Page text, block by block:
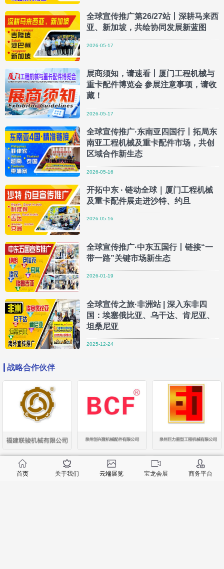
全球宣传推广第26/27站丨深耕马来西
亚、新加坡，共绘协同发展新蓝图
2026-05-17
展商须知，请速看丨厦门工程机械与
重卡配件博览会 参展注意事项，请收
藏！
2026-05-17
全球宣传推广·东南亚四国行丨拓局东
南亚工程机械及重卡配件市场，共创
区域合作新生态
2026-05-16
开拓中东 · 链动全球｜厦门工程机械
及重卡配件展走进沙特、约旦
2026-05-16
全球宣传推广·中东五国行丨链接“一
带一路”关键市场新生态
2026-01-19
全球宣传之旅·非洲站 | 深入东非四
国：埃塞俄比亚、乌干达、肯尼亚、
坦桑尼亚
2025-12-24
战略合作伙伴
首页 关于我们 云端展览 宝龙会展 商务平台